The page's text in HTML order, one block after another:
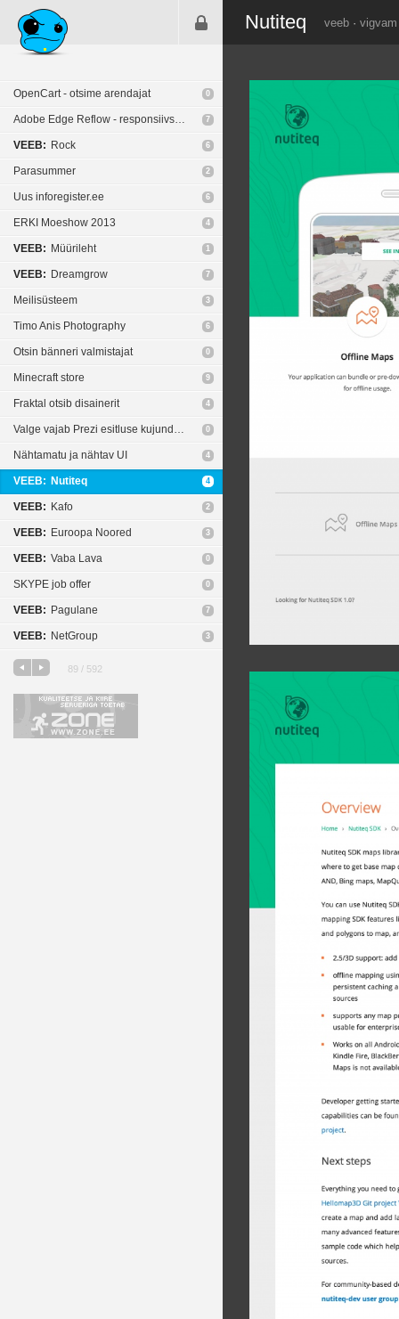
OpenCart - otsime arendajat 0
Adobe Edge Reflow - responsiivse veebi ehitus tööriist 7
VEEB: Rock 6
Parasummer 2
Uus inforegister.ee 6
ERKI Moeshow 2013 4
VEEB: Müürileht 1
VEEB: Dreamgrow 7
Meilisüsteem 3
Timo Anis Photography 6
Otsin bänneri valmistajat 0
Minecraft store 9
Fraktal otsib disainerit 4
Valge vajab Prezi esitluse kujundajat 0
Nähtamatu ja nähtav UI 4
VEEB: Nutiteq 4
VEEB: Kafo 2
VEEB: Euroopa Noored 3
VEEB: Vaba Lava 0
SKYPE job offer 0
VEEB: Pagulane 7
VEEB: NetGroup 3
89 / 592
Nutiteq veeb · vigvam